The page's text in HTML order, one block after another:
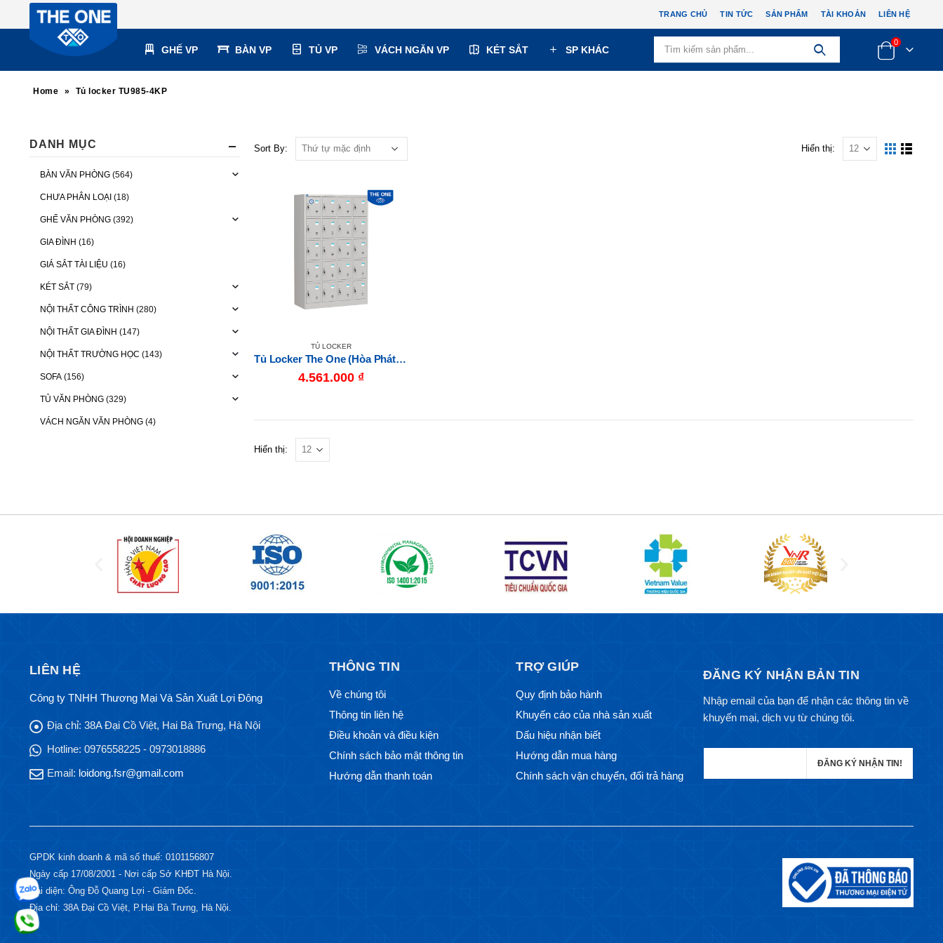
TRANG CHỦ TIN TỨC SẢN PHẨM TÀI KHOẢN LIÊN HỆ
GHẾ VP BÀN VP TỦ VP VÁCH NGĂN VP KÉT SẮT SP KHÁC
0
Home » Tủ locker TU985-4KP
Sort By: Hiển thị:
TỦ LOCKER
Tủ Locker The One (Hòa Phát) TU985-4KP
4.561.000 ₫
Hiển thị:
DANH MỤC
BÀN VĂN PHÒNG (564)
CHƯA PHÂN LOẠI (18)
GHẾ VĂN PHÒNG (392)
GIA ĐÌNH (16)
GIÁ SẮT TÀI LIỆU (16)
KÉT SẮT (79)
NỘI THẤT CÔNG TRÌNH (280)
NỘI THẤT GIA ĐÌNH (147)
NỘI THẤT TRƯỜNG HỌC (143)
SOFA (156)
TỦ VĂN PHÒNG (329)
VÁCH NGĂN VĂN PHÒNG (4)
LIÊN HỆ
Công ty TNHH Thương Mại Và Sản Xuất Lợi Đông
Địa chỉ: 38A Đại Cồ Việt, Hai Bà Trưng, Hà Nội
Hotline: 0976558225 - 0973018886
Email: loidong.fsr@gmail.com
THÔNG TIN
Về chúng tôi
Thông tin liên hệ
Điều khoản và điều kiện
Chính sách bảo mật thông tin
Hướng dẫn thanh toán
TRỢ GIÚP
Quy định bảo hành
Khuyến cáo của nhà sản xuất
Dấu hiệu nhận biết
Hướng dẫn mua hàng
Chính sách vận chuyển, đổi trả hàng
ĐĂNG KÝ NHẬN BẢN TIN
Nhập email của bạn để nhận các thông tin về
khuyến mại, dịch vụ từ chúng tôi.
GPDK kinh doanh & mã số thuế: 0101156807
Ngày cấp 17/08/2001 - Nơi cấp Sở KHĐT Hà Nội.
Đại diện: Ông Đỗ Quang Lợi - Giám Đốc.
Địa chỉ: 38A Đại Cồ Việt, P.Hai Bà Trưng, Hà Nội.